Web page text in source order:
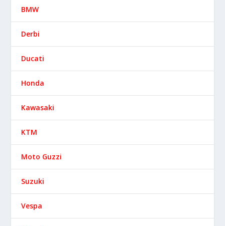
BMW
Derbi
Ducati
Honda
Kawasaki
KTM
Moto Guzzi
Suzuki
Vespa